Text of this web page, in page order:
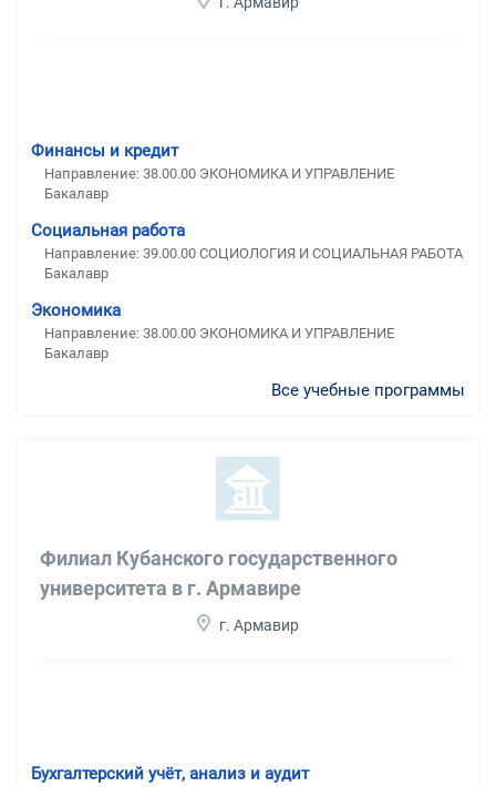
Финансы и кредит
Направление: 38.00.00 ЭКОНОМИКА И УПРАВЛЕНИЕ
Бакалавр
Социальная работа
Направление: 39.00.00 СОЦИОЛОГИЯ И СОЦИАЛЬНАЯ РАБОТА
Бакалавр
Экономика
Направление: 38.00.00 ЭКОНОМИКА И УПРАВЛЕНИЕ
Бакалавр
Все учебные программы
Филиал Кубанского государственного
университета в г. Армавире
г. Армавир
Бухгалтерский учёт, анализ и аудит